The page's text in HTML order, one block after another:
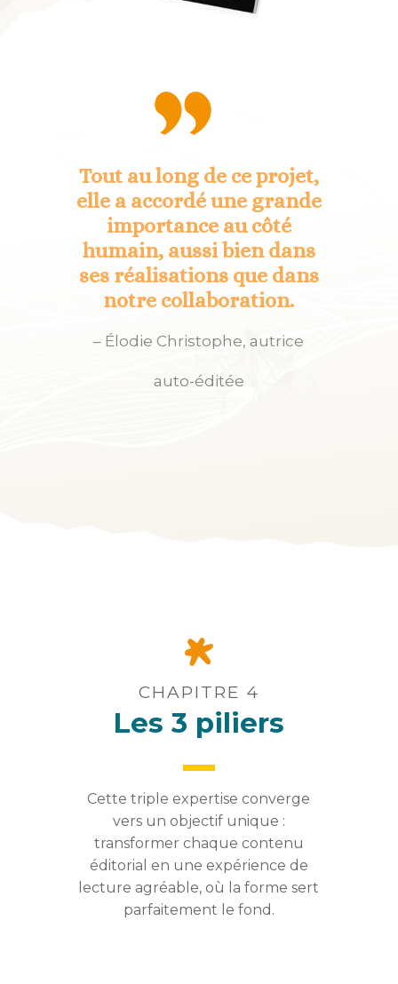
Tout au long de ce projet,
elle a accordé une grande
importance au côté
humain, aussi bien dans
ses réalisations que dans
notre collaboration.
– Élodie Christophe, autrice
auto-éditée
CHAPITRE 4
Les 3 piliers
Cette triple expertise converge
vers un objectif unique :
transformer chaque contenu
éditorial en une expérience de
lecture agréable, où la forme sert
parfaitement le fond.